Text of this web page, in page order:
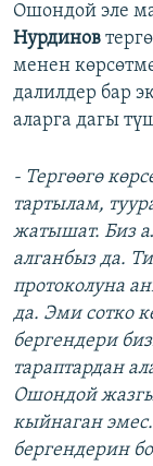
Ошондой эле
Нурдинов
менен
далилдер бар
аларга дагы
- Тергөөгө
тартылам,
жатышат. Биз
алганбыз да.
протоколуна
да. Эми сотко
бергендери
тараптардан
Ошондой
кыйнаган
бергендерин